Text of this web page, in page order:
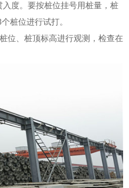
度。要按桩位挂号用桩量，桩
桩位进行试打。
位、桩顶标高进行观测，检查在